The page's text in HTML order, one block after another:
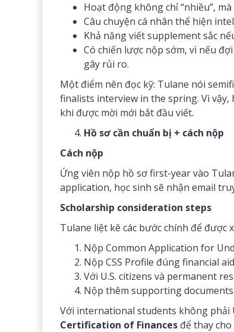
Hoạt động không chỉ “nhiều”,
Câu chuyện cá nhân thể hiện
Khả năng viết supplement sắc
Có chiến lược nộp sớm, vì nếu
gây rủi ro.
Một điểm nên đọc kỹ: Tulane nói
finalists interview in the spring. Vì
khi được mời mới bắt đầu viết.
Hồ sơ cần chuẩn bị + cách nộp
Cách nộp
Ứng viên nộp hồ sơ first-year vào
application, học sinh sẽ nhận email
Scholarship consideration steps
Tulane liệt kê các bước chính để được
Nộp Common Application for
Nộp CSS Profile đúng financial
Với U.S. citizens và permanent
Nộp thêm supporting
Với international students không phải
Certification of Finances để thay cho